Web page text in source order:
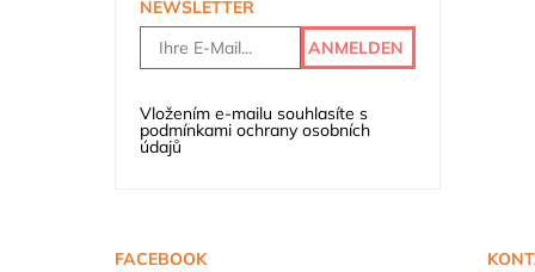
NEWSLETTER
Vložením e-mailu souhlasíte s
podmínkami ochrany osobních
údajů
FACEBOOK